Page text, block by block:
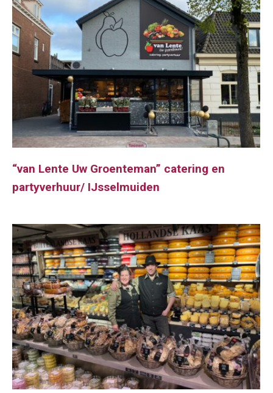
“van Lente Uw Groenteman” catering en
partyverhuur/ IJsselmuiden